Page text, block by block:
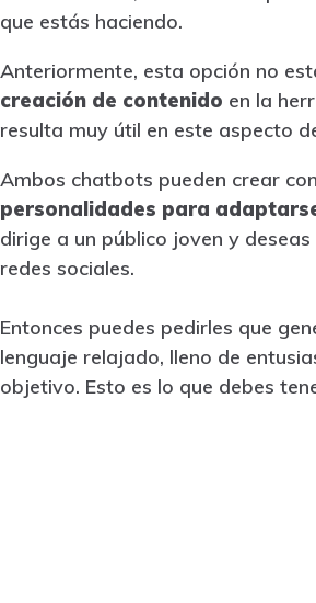
que estás haciendo.
Anteriormente, esta opción no
creación de contenido en la
resulta muy útil en este aspecto
Ambos chatbots pueden crear
personalidades para
dirige a un público joven y
redes sociales.
Entonces puedes pedirles que
lenguaje relajado, lleno de
objetivo. Esto es lo que debes